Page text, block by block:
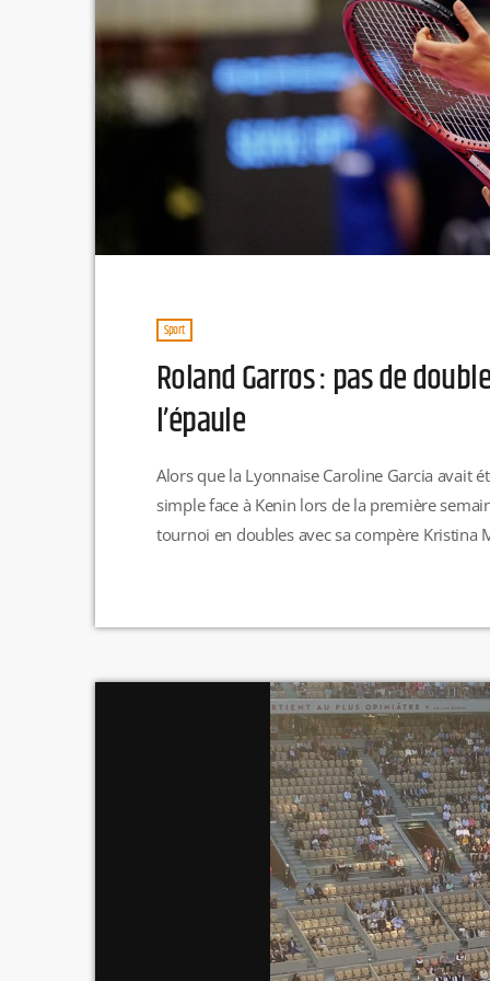
Sport
Roland Garros : pas de
l’épaule
Alors que la Lyonnaise Caroline Garcia avait
simple face à Kenin lors de la première
tournoi en doubles avec sa compère Kristina